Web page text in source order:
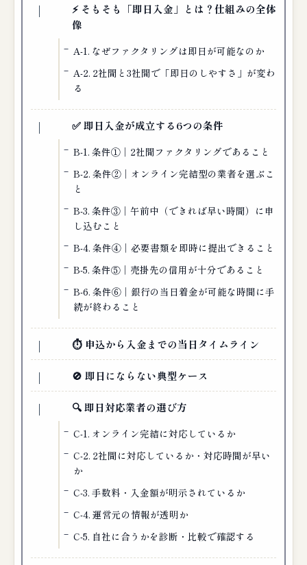
⚡ そもそも「即日入金」とは？仕組みの全体
像
A-1. なぜファクタリングは即日が可能なのか
A-2. 2社間と3社間で「即日のしやすさ」が変わ
る
✅ 即日入金が成立する6つの条件
B-1. 条件①｜2社間ファクタリングであること
B-2. 条件②｜オンライン完結型の業者を選ぶこ
と
B-3. 条件③｜午前中（できれば早い時間）に申
し込むこと
B-4. 条件④｜必要書類を即時に提出できること
B-5. 条件⑤｜売掛先の信用が十分であること
B-6. 条件⑥｜銀行の当日着金が可能な時間に手
続が終わること
⏱ 申込から入金までの当日タイムライン
🚫 即日にならない典型ケース
🔍 即日対応業者の選び方
C-1. オンライン完結に対応しているか
C-2. 2社間に対応しているか・対応時間が早い
か
C-3. 手数料・入金額が明示されているか
C-4. 運営元の情報が透明か
C-5. 自社に合うかを診断・比較で確認する